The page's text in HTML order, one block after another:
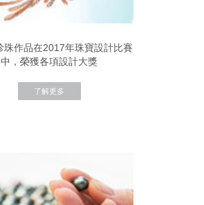
珠作品在2017年珠寶設計比賽
中，榮獲各項設計大獎
了解更多